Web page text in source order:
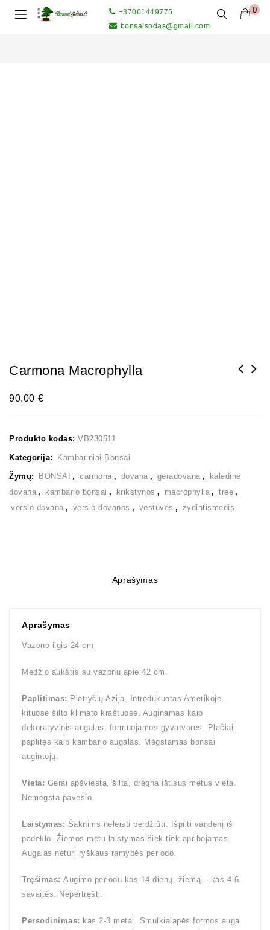
0
+37061449775
bonsaisodas@gmail.com
Carmona Macrophylla
90,00 €
Produkto kodas: VB230511
Kategorija: Kambariniai Bonsai
Žymų: BONSAI , carmona , dovana , geradovana ,
kaledine
dovana , kambario bonsai , krikstynos , macrophylla , tree ,
verslo dovana , verslo dovanos , vestuves , zydintismedis
Aprašymas
Aprašymas
Vazono ilgis 24 cm
Medžio aukštis su vazonu apie 42 cm.
Paplitimas: Pietryčių Azija. Introdukuotas Amerikoje,
kituose šilto klimato kraštuose. Auginamas kaip
dekoratyvinis augalas, formuojamos gyvatvorės. Plačiai
paplitęs kaip kambario augalas. Mėgstamas bonsai
augintojų.
Vieta: Gerai apšviesta, šilta, drėgna ištisus metus vieta.
Nemėgsta pavėsio.
Laistymas: Šaknims neleisti perdžiūti. Išpilti vandenį iš
padėklo. Žiemos metu laistymas šiek tiek apribojamas.
Augalas neturi ryškaus ramybės periodo.
Tręšimas: Augimo periodu kas 14 dienų, žiemą – kas 4-6
savaitės. Nepertręšti.
Persodinimas: kas 2-3 metai. Smulkialapės formos auga